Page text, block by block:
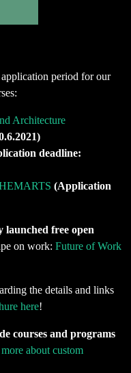
period for our
Architecture
deadline:
(Application
launched free open
on work: Future of Work
the details and links
here!
courses and programs
about custom